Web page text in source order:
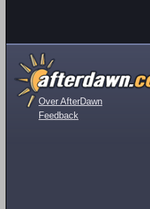
Over AfterDawn
Feedback